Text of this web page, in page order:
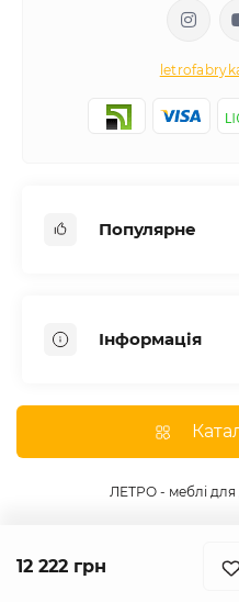
12 222 грн
Популярне
Комоди для спальні
Меблі в дитячу
Інформація
Оплата
ЛЕТРО - меблі для